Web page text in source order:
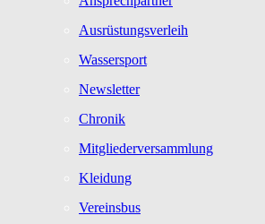
Ausrüstungsverleih
Wassersport
Newsletter
Chronik
Mitgliederversammlung
Kleidung
Vereinsbus